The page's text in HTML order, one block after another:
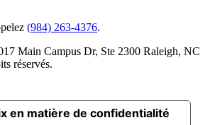
(984) 263-4376.
Main Campus Dr, Ste 2300 Raleigh, NC
réservés.
en matière de confidentialité